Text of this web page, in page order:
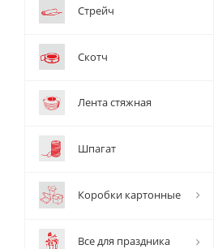
Стрейч
Скотч
Лента стяжная
Шпагат
Коробки картонные
Все для праздника